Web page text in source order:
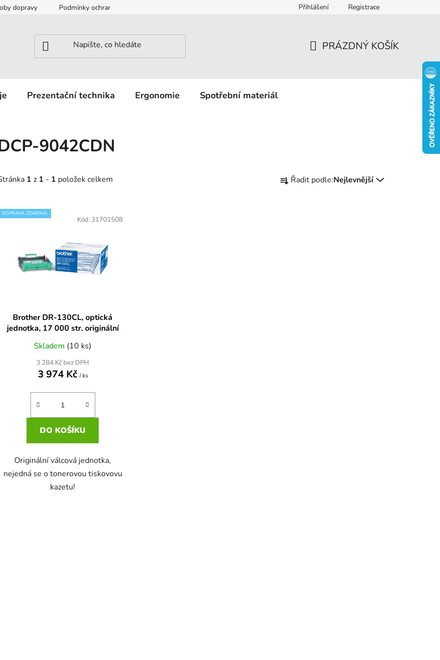
dopravy Podmínky ochrany osobních údajů Přihlášení Registrace
KOŠÍK
PRÁZDNÝ KOŠÍK
Prezentační technika Ergonomie Spotřební materiál
9042CDN
1 z 1 - 1 položek celkem
a Řadit podle:Nejlevnější
DOPRAVA ZDARMA
Brother DR-130CL, optická
jednotka, 17 000 str. originální
Skladem (10 ks)
3 284 Kč bez DPH
3 974 Kč / ks
DO KOŠÍKU
Originální válcová jednotka,
nejedná se o tonerovou tiskovovu
kazetu!
Kód: 31701508